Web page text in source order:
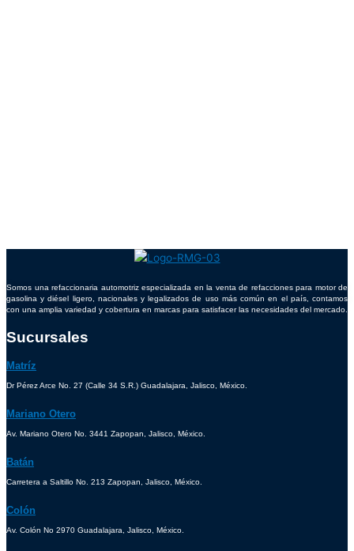
Somos una refaccionaria automotriz especializada en la venta de refacciones para motor de
gasolina y diésel ligero, nacionales y legalizados de uso más común en el país, contamos
con una amplia variedad y cobertura en marcas para satisfacer las necesidades del mercado.
Sucursales
Matríz
Dr Pérez Arce No. 27 (Calle 34 S.R.) Guadalajara, Jalisco, México.
Mariano Otero
Av. Mariano Otero No. 3441 Zapopan, Jalisco, México.
Batán
Carretera a Saltillo No. 213 Zapopan, Jalisco, México.
Colón
Av. Colón No 2970 Guadalajara, Jalisco, México.